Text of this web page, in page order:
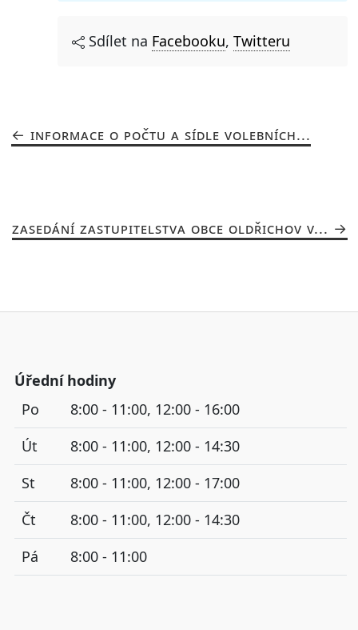
Sdílet na Facebooku, Twitteru
INFORMACE O POČTU A SÍDLE VOLEBNÍCH...
ZASEDÁNÍ ZASTUPITELSTVA OBCE OLDŘICHOV V...
Úřední hodiny
Po
8:00 - 11:00, 12:00 - 16:00
Út
8:00 - 11:00, 12:00 - 14:30
St
8:00 - 11:00, 12:00 - 17:00
Čt
8:00 - 11:00, 12:00 - 14:30
Pá
8:00 - 11:00